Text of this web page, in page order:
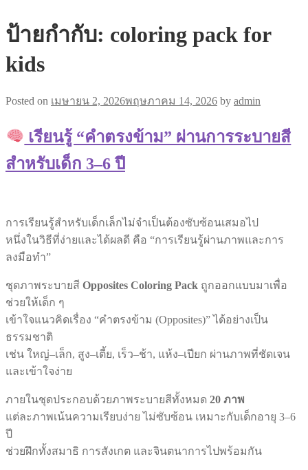
ป้ายกำกับ: coloring pack for
kids
Posted on เมษายน 2, 2026พฤษภาคม 14, 2026 by admin
เรียนรู้ “คำตรงข้าม” ผ่านการระบายสี
สำหรับเด็ก 3–6 ปี
การเรียนรู้สำหรับเด็กเล็กไม่จำเป็นต้องซับซ้อนเสมอไป
หนึ่งในวิธีที่ง่ายและได้ผลดี คือ “การเรียนรู้ผ่านภาพและการ
ลงมือทำ”
ชุดภาพระบายสี Opposites Coloring Pack ถูกออกแบบมาเพื่อ
ช่วยให้เด็ก ๆ
เข้าใจแนวคิดเรื่อง “คำตรงข้าม (Opposites)” ได้อย่างเป็น
ธรรมชาติ
เช่น ใหญ่–เล็ก, สูง–เตี้ย, เร็ว–ช้า, แห้ง–เปียก ผ่านภาพที่ชัดเจน
และเข้าใจง่าย
ภายในชุดประกอบด้วยภาพระบายสีทั้งหมด 20 ภาพ
แต่ละภาพเน้นความเรียบง่าย ไม่ซับซ้อน เหมาะกับเด็กอายุ 3–6
ปี
ช่วยฝึกทั้งสมาธิ การสังเกต และจินตนาการไปพร้อมกัน